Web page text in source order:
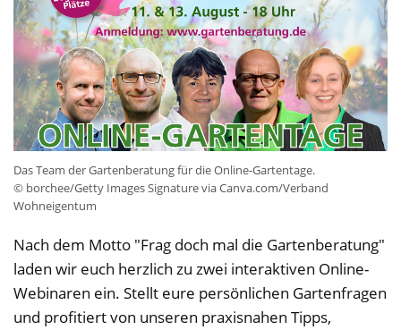
Das Team der Gartenberatung für die Online-Gartentage.
© borchee/Getty Images Signature via Canva.com/Verband
Wohneigentum
Nach dem Motto "Frag doch mal die Gartenberatung"
laden wir euch herzlich zu zwei interaktiven Online-
Webinaren ein. Stellt eure persönlichen Gartenfragen
und profitiert von unseren praxisnahen Tipps,